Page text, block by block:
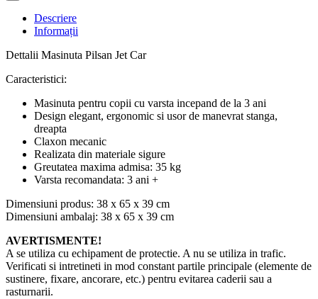
Descriere
Informații
Dettalii Masinuta Pilsan Jet Car
Caracteristici:
Masinuta pentru copii cu varsta incepand de la 3 ani
Design elegant, ergonomic si usor de manevrat stanga,
dreapta
Claxon mecanic
Realizata din materiale sigure
Greutatea maxima admisa: 35 kg
Varsta recomandata: 3 ani +
Dimensiuni produs: 38 x 65 x 39 cm
Dimensiuni ambalaj: 38 x 65 x 39 cm
AVERTISMENTE!
A se utiliza cu echipament de protectie. A nu se utiliza in trafic.
Verificati si intretineti in mod constant partile principale (elemente de
sustinere, fixare, ancorare, etc.) pentru evitarea caderii sau a
rasturnarii.